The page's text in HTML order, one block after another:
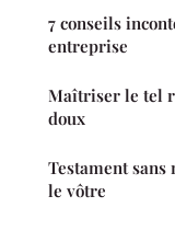
7 conseils
entreprise
Maîtriser le tel
doux
Testament
le vôtre